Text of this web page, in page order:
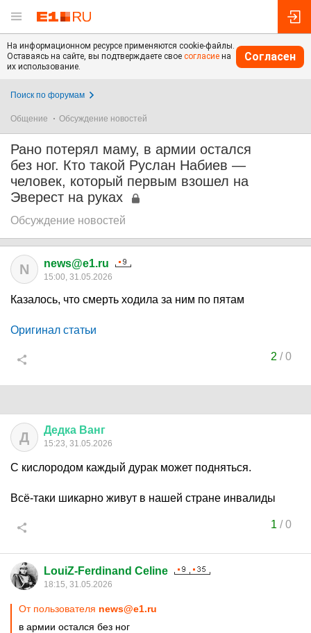
На информационном ресурсе применяются cookie-файлы.
Оставаясь на сайте, вы подтверждаете свое согласие на
их использование.
Согласен
Поиск по форумам
Общение Обсуждение новостей
Рано потерял маму, в армии остался
без ног. Кто такой Руслан Набиев —
человек, который первым взошел на
Эверест на руках
Обсуждение новостей
N news@e1.ru
15:00, 31.05.2026
Казалось, что смерть ходила за ним по пятам
Оригинал статьи
2 /0
Д Дедка Ванг
15:23, 31.05.2026
С кислородом каждый дурак может подняться.
Всё-таки шикарно живут в нашей стране инвалиды
1 /0
LouiZ-Ferdinand Celine
18:15, 31.05.2026
От пользователя news@e1.ru
в армии остался без ног